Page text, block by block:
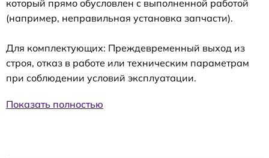
который прямо обусловлен с выполненной работой
(например, неправильная установка запчасти).
Для комплектующих: Преждевременный выход из
строя, отказ в работе или техническим параметрам
при соблюдении условий эксплуатации.
Показать полностью